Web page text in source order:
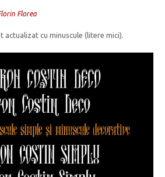
Florea
actualizat cu minuscule (litere mici).